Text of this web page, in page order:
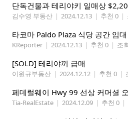
단독건물과 테리야키 일매상
김수영 부동산 | 2024.12.13 | 추천 0 |
타코마 Paldo Plaza 식당 공간 임대
KReporter | 2024.12.13 | 추천 0 | 조
[SOLD] 테리야끼 급매
이원규부동산 | 2024.12.12 | 추천 0 |
Tia-RealEstate | 2024.12.09 | 추천 0 |